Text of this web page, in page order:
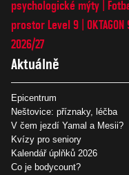
psychologické mýty
prostor Level 9
2026/27
Aktuálně
Epicentrum
Neštovice: příznaky, léčba
V čem jezdí Yamal a Mesii?
Kvízy pro seniory
Kalendář úplňků 2026
Co je bodycount?